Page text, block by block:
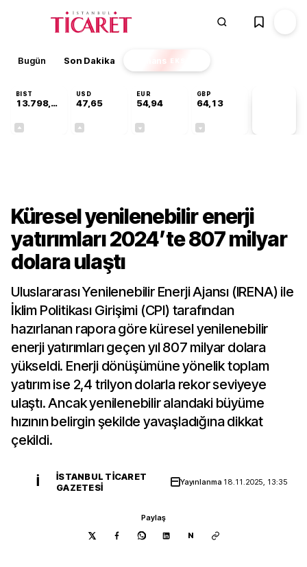
Bugün Son Dakika Finans EKSTRA
BIST
13.798,82
USD
47,65
EUR
54,94
GBP
64,13
Küresel yenilenebilir enerji
yatırımları 2024’te 807 milyar
dolara ulaştı
Uluslararası Yenilenebilir Enerji Ajansı (IRENA) ile
İklim Politikası Girişimi (CPI) tarafından
hazırlanan rapora göre küresel yenilenebilir
enerji yatırımları geçen yıl 807 milyar dolara
yükseldi. Enerji dönüşümüne yönelik toplam
yatırım ise 2,4 trilyon dolarla rekor seviyeye
ulaştı. Ancak yenilenebilir alandaki büyüme
hızının belirgin şekilde yavaşladığına dikkat
çekildi.
İ
İSTANBUL TICARET
GAZETESI
Yayınlanma 18.11.2025, 13:35
Paylaş
N